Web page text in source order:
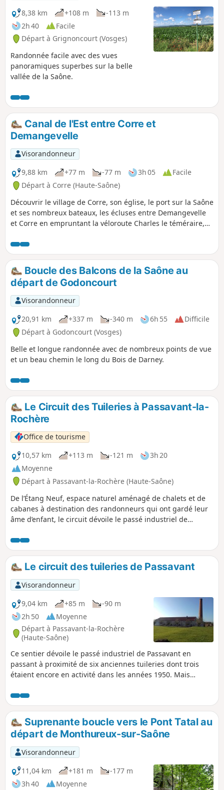
8,38 km
+108 m
-113 m
2h 40
Facile
Départ à Grignoncourt (Vosges)
Randonnée facile avec des vues
panoramiques superbes sur la belle
vallée de la Saône.
Canal de l'Est entre Corre et
Demangevelle
Visorandonneur
9,88 km
+77 m -77 m 3h 05
Facile
Départ à Corre (Haute-Saône)
Découvrir le village de Corre, son église, le port sur la Saône
et ses nombreux bateaux, les écluses entre Demangevelle
et Corre en empruntant la véloroute Charles le téméraire,
à Demangevelle en passant par le faubourg, le village de
Demangevelle surplombé de 2 tours (propriété privée).
Boucle des Balcons de la Saône au
départ de Godoncourt
Visorandonneur
20,91 km
+337 m -340 m 6h 55
Difficile
Départ à Godoncourt (Vosges)
Belle et longue randonnée avec de nombreux points de vue
et un beau chemin le long du Bois de Darney.
Le Circuit des Tuileries à Passavant-la-
Rochère
Office de tourisme
10,57 km
+113 m -121 m
3h 20
Moyenne
Départ à Passavant-la-Rochère (Haute-Saône)
De l’Étang Neuf, espace naturel aménagé de chalets et de
cabanes à destination des randonneurs qui ont gardé leur
âme d’enfant, le circuit dévoile le passé industriel de
anciennes tuileries dont trois étaient encore en activité
dans les années 1950. Mais l’avènement de la tuile ciment a
précipité la fermeture des dernières tuileries, entraînant la
division par deux de la population du village sur la même
période.
Le circuit des tuileries de Passavant
Visorandonneur
9,04 km
+85 m
-90 m
2h 50
Moyenne
Départ à Passavant-la-Rochère
(Haute-Saône)
Ce sentier dévoile le passé industriel de Passavant en
passant à proximité de six anciennes tuileries dont trois
étaient encore en activité dans les années 1950. Mais
dernières tuileries, entraînant la division par deux de la
population du village.
Suprenante boucle vers le Pont Tatal au
départ de Monthureux-sur-Saône
Visorandonneur
11,04 km
+181 m
-177 m
3h 40
Moyenne